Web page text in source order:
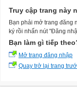
Truy cập trang này
Bạn phải mở trang đăng
ký rồi nhấn nút "Đăng
Bạn làm gì tiếp
Mở trang đăng nhập
Quay trở lại trang